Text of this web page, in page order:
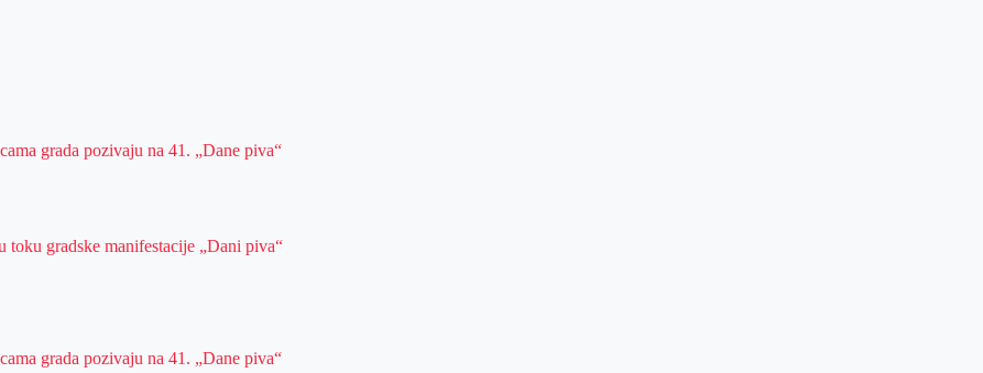
grada pozivaju na 41. „Dane piva“
gradske manifestacije „Dani piva“
grada pozivaju na 41. „Dane piva“